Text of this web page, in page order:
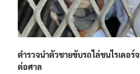
ตำรวจนำตัวชายขับรถไล่ชนไรเดอร์
ต่อศาล